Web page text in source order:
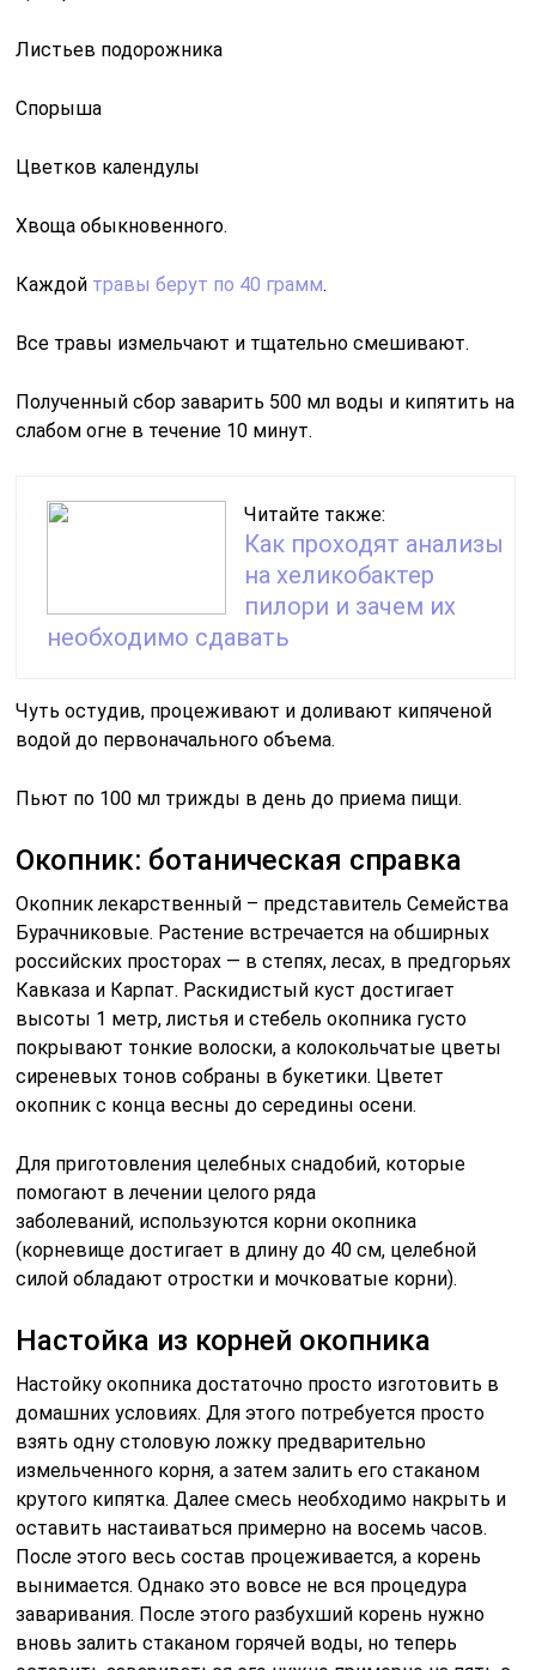
Листьев подорожника
Спорыша
Цветков календулы
Хвоща обыкновенного.
Каждой травы берут по 40 грамм.
Все травы измельчают и тщательно смешивают.
Полученный сбор заварить 500 мл воды и кипятить на
слабом огне в течение 10 минут.
Читайте также:
Как проходят анализы
на хеликобактер
пилори и зачем их
необходимо сдавать
Чуть остудив, процеживают и доливают кипяченой
водой до первоначального объема.
Пьют по 100 мл трижды в день до приема пищи.
Окопник: ботаническая справка
Окопник лекарственный – представитель Семейства
Бурачниковые. Растение встречается на обширных
российских просторах — в степях, лесах, в предгорьях
Кавказа и Карпат. Раскидистый куст достигает
высоты 1 метр, листья и стебель окопника густо
покрывают тонкие волоски, а колокольчатые цветы
сиреневых тонов собраны в букетики. Цветет
окопник с конца весны до середины осени.
Для приготовления целебных снадобий, которые
помогают в лечении целого ряда
заболеваний, используются корни окопника
(корневище достигает в длину до 40 см, целебной
силой обладают отростки и мочковатые корни).
Настойка из корней окопника
Настойку окопника достаточно просто изготовить в
домашних условиях. Для этого потребуется просто
взять одну столовую ложку предварительно
измельченного корня, а затем залить его стаканом
крутого кипятка. Далее смесь необходимо накрыть и
оставить настаиваться примерно на восемь часов.
После этого весь состав процеживается, а корень
вынимается. Однако это вовсе не вся процедура
заваривания. После этого разбухший корень нужно
вновь залить стаканом горячей воды, но теперь